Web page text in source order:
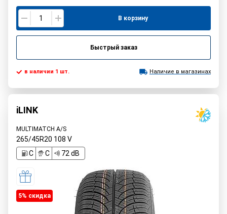
В корзину
Быстрый заказ
в наличии 1 шт. Наличие в магазинах
iLINK
MULTIMATCH A/S
265/45R20 108 V
C
C 72 dB
5% cкидка